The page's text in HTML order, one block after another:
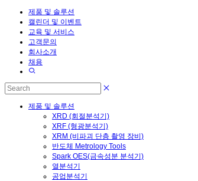
제품 및 솔루션
캘린더 및 이벤트
교육 및 서비스
고객문의
회사소개
채용
제품 및 솔루션
XRD (회절분석기)
XRF (형광분석기)
XRM (비파괴 단층 촬영 장비)
반도체 Metrology Tools
Spark OES(금속성분 분석기)
열분석기
공업분석기